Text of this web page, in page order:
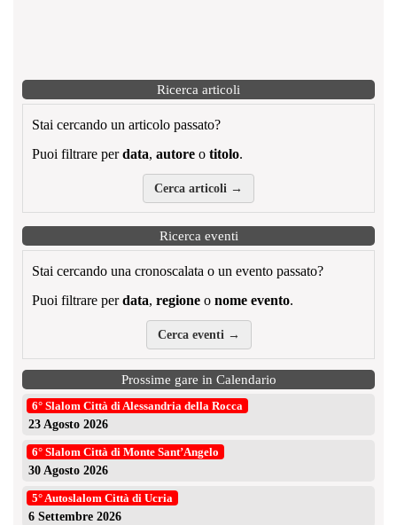
Ricerca articoli
Stai cercando un articolo passato?
Puoi filtrare perdata, autore o titolo.
Cerca articoli →
Ricerca eventi
Stai cercando una cronoscalata o un evento passato?
Puoi filtrare perdata, regione o nome evento.
Cerca eventi →
Prossime gare in Calendario
6° Slalom Città di Alessandria della Rocca
23 Agosto 2026
6° Slalom Città di Monte Sant’Angelo
30 Agosto 2026
5° Autoslalom Città di Ucria
6 Settembre 2026